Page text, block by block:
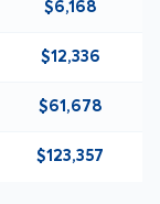
$6,168
$12,336
$61,678
$123,357